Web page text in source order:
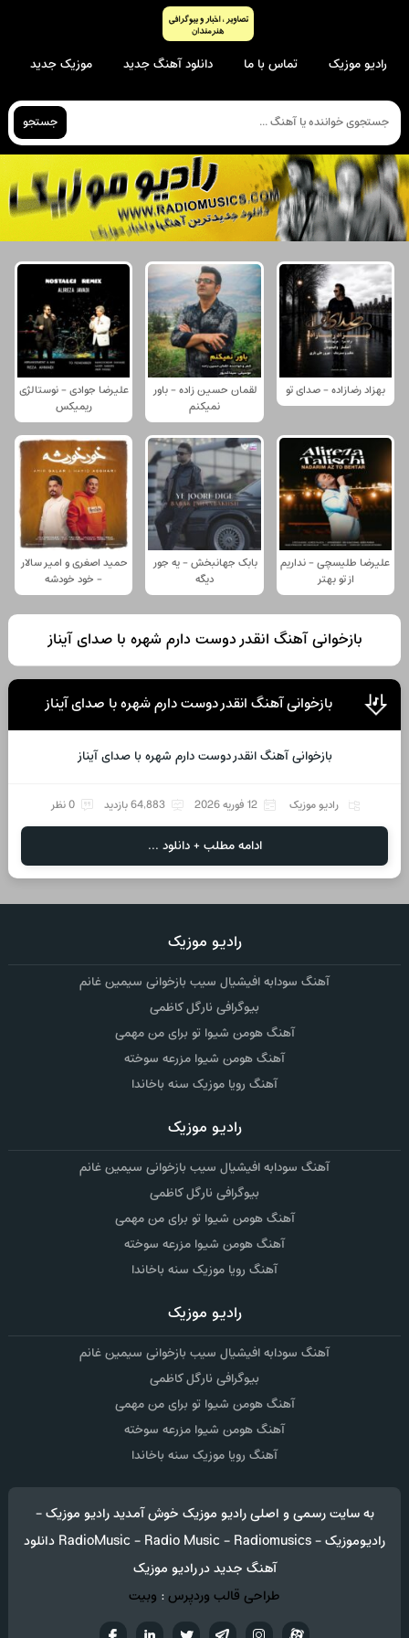
رادیو موزیک تماس با ما دانلود آهنگ جدید موزیک جدید
جستجو
بهزاد رضازاده - صدای تو
لقمان حسین زاده - باور
نمیکنم
علیرضا جوادی - نوستالژی
ریمیکس
علیرضا طلیسچی - نداریم
از تو بهتر
بابک جهانبخش - یه جور
دیگه
حمید اصغری و امیر سالار
- خود خودشه
بازخوانی آهنگ انقدر دوست دارم شهره با صدای آیناز
بازخوانی آهنگ انقدر دوست دارم شهره با صدای آیناز
بازخوانی آهنگ انقدر دوست دارم شهره با صدای آیناز
رادیو موزیک 12 فوریه 2026 64,883 بازدید 0 نظر
ادامه مطلب + دانلود ...
رادیو موزیک
آهنگ سودابه افیشیال سیب بازخوانی سیمین غانم
بیوگرافی نارگل کاظمی
آهنگ هومن شیوا تو برای من مهمی
آهنگ هومن شیوا مزرعه سوخته
آهنگ رویا موزیک سنه باخاندا
رادیو موزیک
آهنگ سودابه افیشیال سیب بازخوانی سیمین غانم
بیوگرافی نارگل کاظمی
آهنگ هومن شیوا تو برای من مهمی
آهنگ هومن شیوا مزرعه سوخته
آهنگ رویا موزیک سنه باخاندا
رادیو موزیک
آهنگ سودابه افیشیال سیب بازخوانی سیمین غانم
بیوگرافی نارگل کاظمی
آهنگ هومن شیوا تو برای من مهمی
آهنگ هومن شیوا مزرعه سوخته
آهنگ رویا موزیک سنه باخاندا
به سایت رسمی و اصلی رادیو موزیک خوش آمدید رادیو موزیک -
رادیوموزیک - RadioMusic - Radio Music - Radiomusics دانلود
آهنگ جدید در رادیو موزیک
طراحی قالب وردپرس: وبیت